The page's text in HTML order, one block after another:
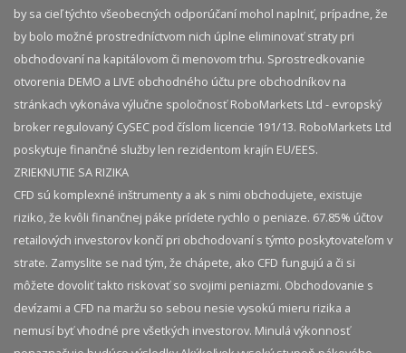
by sa cieľ týchto všeobecných odporúčaní mohol naplniť, prípadne, že
by bolo možné prostredníctvom nich úplne eliminovať straty pri
obchodovaní na kapitálovom či menovom trhu. Sprostredkovanie
otvorenia DEMO a LIVE obchodného účtu pre obchodníkov na
stránkach vykonáva výlučne spoločnosť RoboMarkets Ltd - evropský
broker regulovaný CySEC pod číslom licencie 191/13. RoboMarkets Ltd
poskytuje finančné služby len rezidentom krajín EU/EES.
ZRIEKNUTIE SA RIZIKA
CFD sú komplexné inštrumenty a ak s nimi obchodujete, existuje
riziko, že kvôli finančnej páke prídete rychlo o peniaze. 67.85% účtov
retailových investorov končí pri obchodovaní s týmto poskytovateľom v
strate. Zamyslite se nad tým, že chápete, ako CFD fungujú a či si
môžete dovoliť takto riskovať so svojimi peniazmi. Obchodovanie s
devízami a CFD na maržu so sebou nesie vysokú mieru rizika a
nemusí byť vhodné pre všetkých investorov. Minulá výkonnosť